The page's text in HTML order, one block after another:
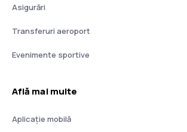
Asigurări
Transferuri aeroport
Evenimente sportive
Află mai multe
Aplicație mobilă